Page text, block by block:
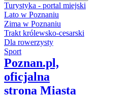
Turystyka - portal miejski
Lato w Poznaniu
Zima w Poznaniu
Trakt królewsko-cesarski
Dla rowerzysty
Sport
Poznan.pl,
oficjalna
strona Miasta